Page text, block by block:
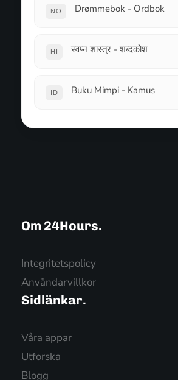
NO Drømmebok - Ordbok
HI स्वप्न शास्त्र - शब्दकोश
ID Buku Mimpi - Kamus
Om 24Hours.
Integritetspolicy
Användarvillkor
Sidlänkar.
Våra appar
Utforska
Blogg